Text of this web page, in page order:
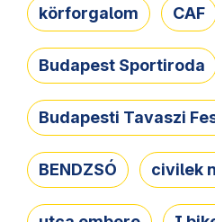
körforgalom CAF
Budapest Sportiroda
Budapesti Tavaszi
BENDZSÓ civilek